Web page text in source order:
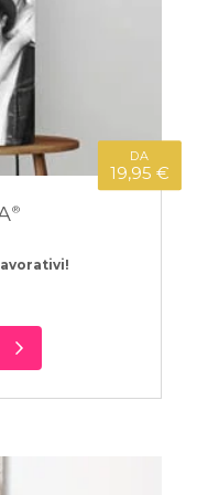
DA
19,95 €
®